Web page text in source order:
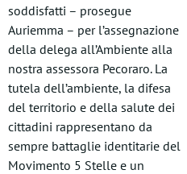
soddisfatti – prosegue
Auriemma – per l’assegnazione
della delega all’Ambiente alla
nostra assessora Pecoraro. La
tutela dell’ambiente, la difesa
del territorio e della salute dei
cittadini rappresentano da
sempre battaglie identitarie del
Movimento 5 Stelle e un